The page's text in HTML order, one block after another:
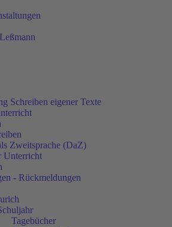
Schreiben eigener Texte
Zweitsprache (DaZ)
Unterricht
- Rückmeldungen
Tagebücher